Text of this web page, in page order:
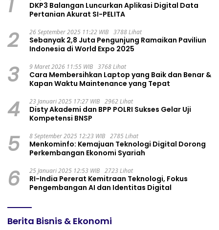
1
DKP3 Balangan Luncurkan Aplikasi Digital Data
Pertanian Akurat SI-PELITA
2 26 September 2025 11:22 WIB 3788 Lihat
Sebanyak 2,8 Juta Pengunjung Ramaikan Paviliun
Indonesia di World Expo 2025
3 9 Maret 2026 11:55 WIB 3768 Lihat
Cara Membersihkan Laptop yang Baik dan Benar &
Kapan Waktu Maintenance yang Tepat
4 23 Januari 2025 17:27 WIB 2962 Lihat
Disty Akademi dan BPP POLRI Sukses Gelar Uji
Kompetensi BNSP
5 8 September 2025 12:23 WIB 2785 Lihat
Menkominfo: Kemajuan Teknologi Digital Dorong
Perkembangan Ekonomi Syariah
6 25 Januari 2025 12:53 WIB 2723 Lihat
RI-India Pererat Kemitraan Teknologi, Fokus
Pengembangan AI dan Identitas Digital
Berita Bisnis & Ekonomi